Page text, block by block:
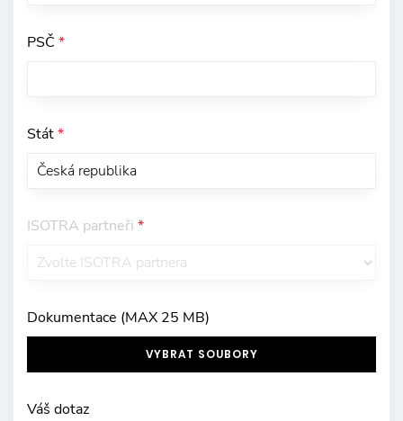
PSČ *
Stát*
ISOTRA partneři *
Dokumentace (MAX 25 MB)
VYBRAT SOUBORY
Váš dotaz